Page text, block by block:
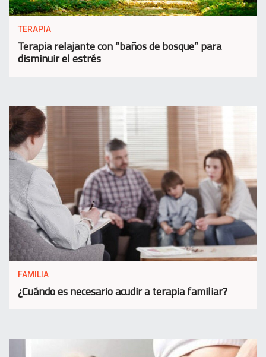
TERAPIA
Terapia relajante con “baños de bosque” para
disminuir el estrés
FAMILIA
¿Cuándo es necesario acudir a terapia familiar?